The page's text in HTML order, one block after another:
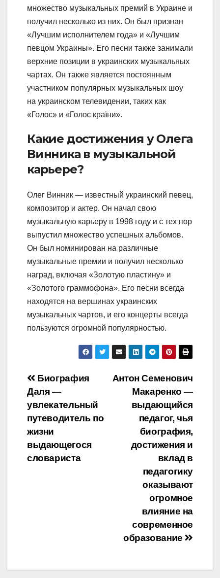
множество музыкальных премий в Украине и
получил несколько из них. Он был признан
«Лучшим исполнителем года» и «Лучшим
певцом Украины». Его песни также занимали
верхние позиции в украинских музыкальных
чартах. Он также является постоянным
участником популярных музыкальных шоу
на украинском телевидении, таких как
«Голос» и «Голос країни».
Какие достижения у Олега
Винника в музыкальной
карьере?
Олег Винник — известный украинский певец,
композитор и актер. Он начал свою
музыкальную карьеру в 1998 году и с тех пор
выпустил множество успешных альбомов.
Он был номинирован на различные
музыкальные премии и получил несколько
наград, включая «Золотую пластину» и
«Золотого граммофона». Его песни всегда
находятся на вершинах украинских
музыкальных чартов, и его концерты всегда
пользуются огромной популярностью.
Навигация
по
записям
Антон Семенович
Макаренко —
выдающийся
педагог, чья
биография,
достижения и
вклад в
педагогику
оказывают
огромное
влияние на
современное
образование
Биография
Даля —
увлекательный
путеводитель по
жизни
выдающегося
словариста